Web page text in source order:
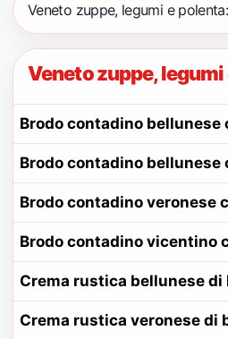
Veneto zuppe, legumi e
Veneto zuppe, legumi
Brodo contadino veronese
Brodo contadino vicentino
Crema rustica bellunese di
Crema rustica veronese di